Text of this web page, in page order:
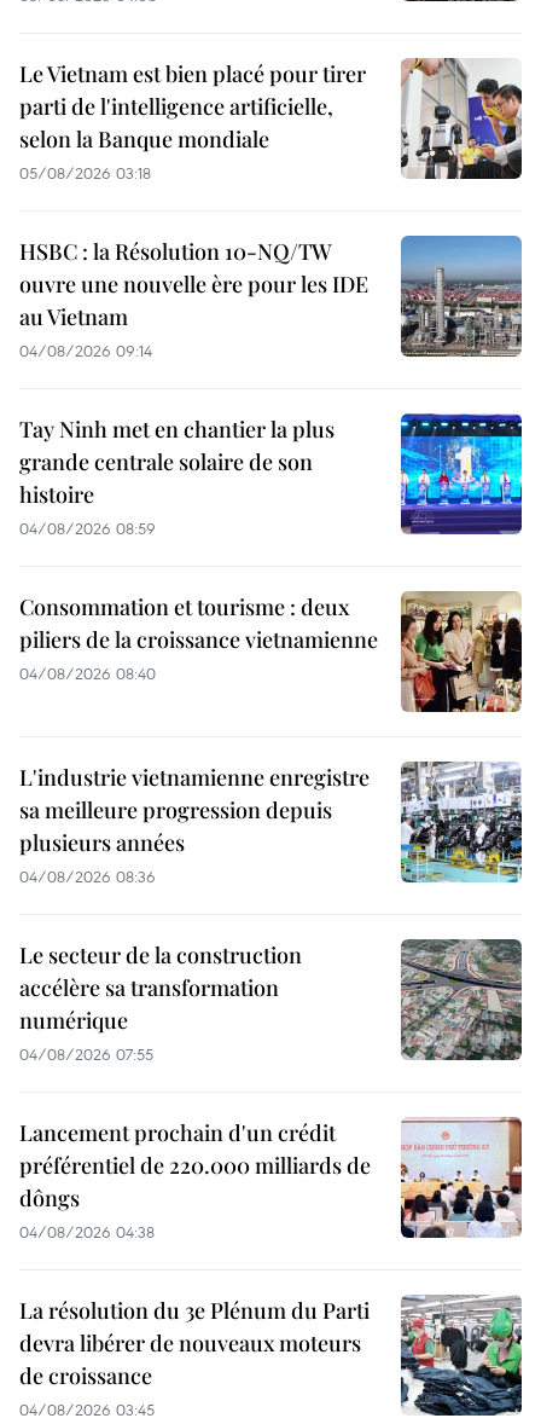
Le Vietnam est bien placé pour tirer
parti de l'intelligence artificielle,
selon la Banque mondiale
05/08/2026 03:18
HSBC : la Résolution 10-NQ/TW
ouvre une nouvelle ère pour les IDE
au Vietnam
04/08/2026 09:14
Tay Ninh met en chantier la plus
grande centrale solaire de son
histoire
04/08/2026 08:59
Consommation et tourisme : deux
piliers de la croissance vietnamienne
04/08/2026 08:40
L'industrie vietnamienne enregistre
sa meilleure progression depuis
plusieurs années
04/08/2026 08:36
Le secteur de la construction
accélère sa transformation
numérique
04/08/2026 07:55
Lancement prochain d'un crédit
préférentiel de 220.000 milliards de
dôngs
04/08/2026 04:38
La résolution du 3e Plénum du Parti
devra libérer de nouveaux moteurs
de croissance
04/08/2026 03:45